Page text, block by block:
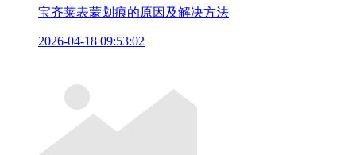
宝齐莱表蒙划痕的原因及解决方法
2026-04-18 09:53:02